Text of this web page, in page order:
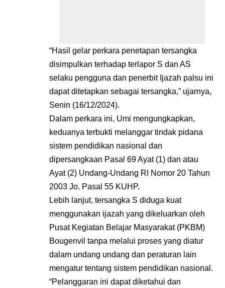
“Hasil gelar perkara penetapan tersangka
disimpulkan terhadap terlapor S dan AS
selaku pengguna dan penerbit Ijazah palsu ini
dapat ditetapkan sebagai tersangka,” ujarnya,
Senin (16/12/2024).
Dalam perkara ini, Umi mengungkapkan,
keduanya terbukti melanggar tindak pidana
sistem pendidikan nasional dan
dipersangkaan Pasal 69 Ayat (1) dan atau
Ayat (2) Undang-Undang RI Nomor 20 Tahun
2003 Jo. Pasal 55 KUHP.
Lebih lanjut, tersangka S diduga kuat
menggunakan ijazah yang dikeluarkan oleh
Pusat Kegiatan Belajar Masyarakat (PKBM)
Bougenvil tanpa melalui proses yang diatur
dalam undang undang dan peraturan lain
mengatur tentang sistem pendidikan nasional.
“Pelanggaran ini dapat diketahui dan